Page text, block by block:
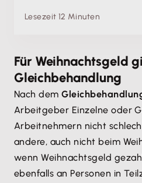
Lesezeit 12 Minuten
Für Weihnachtsgeld
Gleichbehandlung
Nach dem
Arbeitgeber Einzelne oder
Arbeitnehmern nicht
andere, auch nicht beim
wenn Weihnachtsgeld
ebenfalls an Personen in